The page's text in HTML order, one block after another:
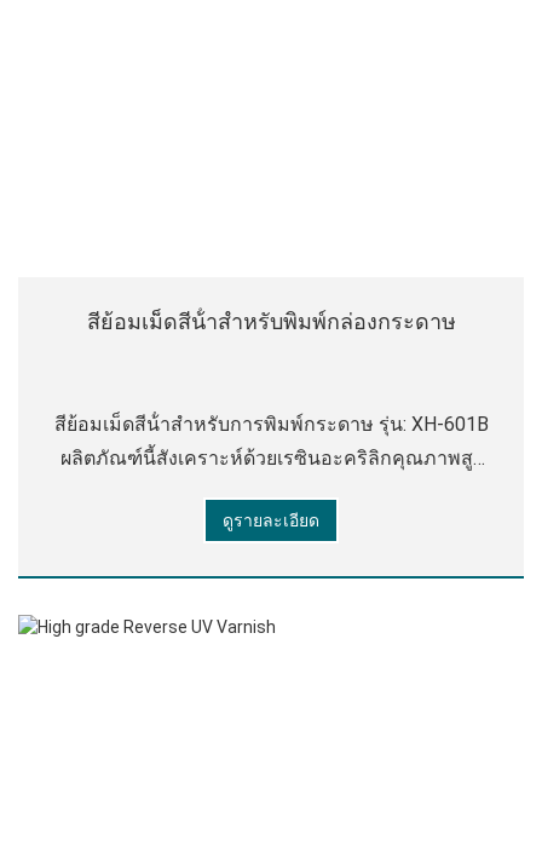
สีย้อมเม็ดสีน้ําสําหรับพิมพ์กล่องกระดาษ
สีย้อมเม็ดสีน้ําสําหรับการพิมพ์กระดาษ รุ่น: XH-601B
ผลิตภัณฑ์นี้สังเคราะห์ด้วยเรซินอะคริลิกคุณภาพสูง
แต่งอื่น ๆ มีกลิ่นเล็กน้อย
ดูรายละเอียด